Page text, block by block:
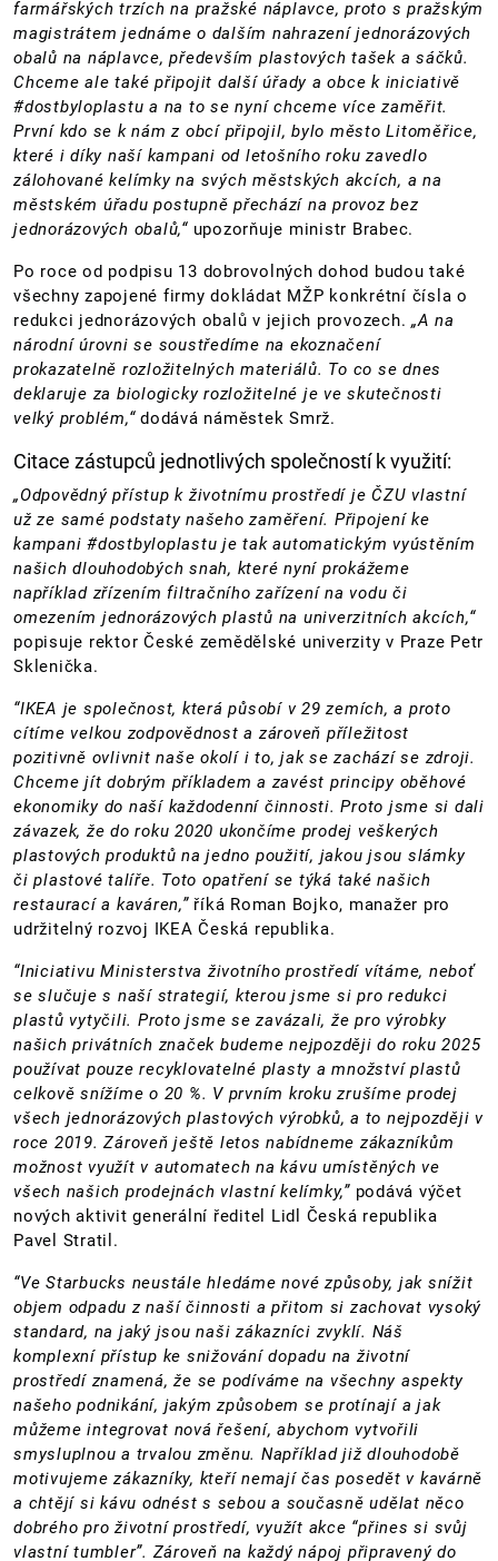
farmářských trzích na pražské náplavce, proto s pražským
magistrátem jednáme o dalším nahrazení jednorázových
obalů na náplavce, především plastových tašek a sáčků.
Chceme ale také připojit další úřady a obce k iniciativě
#dostbyloplastu a na to se nyní chceme více zaměřit.
První kdo se k nám z obcí připojil, bylo město Litoměřice,
které i díky naší kampani od letošního roku zavedlo
zálohované kelímky na svých městských akcích, a na
městském úřadu postupně přechází na provoz bez
jednorázových obalů,“ upozorňuje ministr Brabec.
Po roce od podpisu 13 dobrovolných dohod budou také
všechny zapojené firmy dokládat MŽP konkrétní čísla o
redukci jednorázových obalů v jejich provozech. „A na
národní úrovni se soustředíme na ekoznačení
prokazatelně rozložitelných materiálů. To co se dnes
deklaruje za biologicky rozložitelné je ve skutečnosti
velký problém,“ dodává náměstek Smrž.
Citace zástupců jednotlivých společností k využití:
„Odpovědný přístup k životnímu prostředí je ČZU vlastní
už ze samé podstaty našeho zaměření. Připojení ke
kampani #dostbyloplastu je tak automatickým vyústěním
našich dlouhodobých snah, které nyní prokážeme
například zřízením filtračního zařízení na vodu či
omezením jednorázových plastů na univerzitních akcích,“
popisuje rektor České zemědělské univerzity v Praze Petr
Sklenička.
“IKEA je společnost, která působí v 29 zemích, a proto
cítíme velkou zodpovědnost a zároveň příležitost
pozitivně ovlivnit naše okolí i to, jak se zachází se zdroji.
Chceme jít dobrým příkladem a zavést principy oběhové
ekonomiky do naší každodenní činnosti. Proto jsme si dali
závazek, že do roku 2020 ukončíme prodej veškerých
plastových produktů na jedno použití, jakou jsou slámky
či plastové talíře. Toto opatření se týká také našich
restaurací a kaváren,” říká Roman Bojko, manažer pro
udržitelný rozvoj IKEA Česká republika.
“Iniciativu Ministerstva životního prostředí vítáme, neboť
se slučuje s naší strategií, kterou jsme si pro redukci
plastů vytyčili. Proto jsme se zavázali, že pro výrobky
našich privátních značek budeme nejpozději do roku 2025
používat pouze recyklovatelné plasty a množství plastů
celkově snížíme o 20 %. V prvním kroku zrušíme prodej
všech jednorázových plastových výrobků, a to nejpozději v
roce 2019. Zároveň ještě letos nabídneme zákazníkům
možnost využít v automatech na kávu umístěných ve
všech našich prodejnách vlastní kelímky,” podává výčet
nových aktivit generální ředitel Lidl Česká republika
Pavel Stratil.
“Ve Starbucks neustále hledáme nové způsoby, jak snížit
objem odpadu z naší činnosti a přitom si zachovat vysoký
standard, na jaký jsou naši zákazníci zvyklí. Náš
komplexní přístup ke snižování dopadu na životní
prostředí znamená, že se podíváme na všechny aspekty
našeho podnikání, jakým způsobem se protínají a jak
můžeme integrovat nová řešení, abychom vytvořili
smysluplnou a trvalou změnu. Například již dlouhodobě
motivujeme zákazníky, kteří nemají čas posedět v kavárně
a chtějí si kávu odnést s sebou a současně udělat něco
dobrého pro životní prostředí, využít akce “přines si svůj
vlastní tumbler”. Zároveň na každý nápoj připravený do